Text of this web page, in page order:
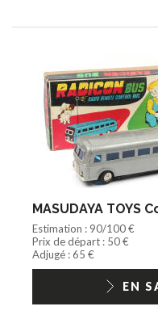
MASUDAYA TOYS
Estimation : 90/100 €
Prix de départ : 50 €
Adjugé : 65 €
EN